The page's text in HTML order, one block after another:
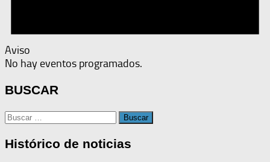
Aviso
No hay eventos programados.
BUSCAR
Buscar:
Histórico de noticias